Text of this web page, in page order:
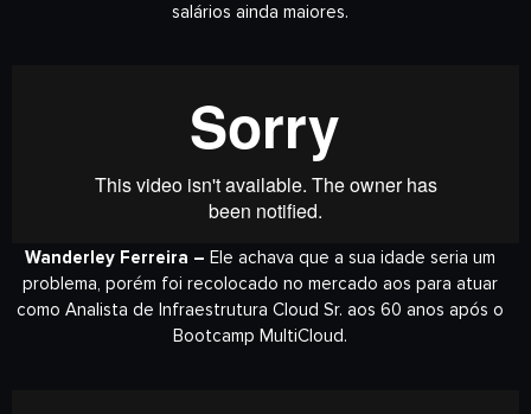
salários ainda maiores.
Wanderley Ferreira – Ele achava que a sua idade seria um
problema, porém foi recolocado no mercado aos para atuar
como Analista de Infraestrutura Cloud Sr. aos 60 anos após o
Bootcamp MultiCloud.